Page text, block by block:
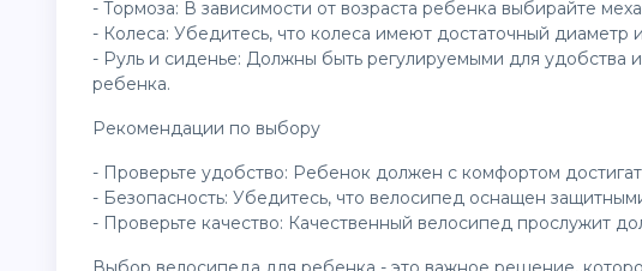
- Тормоза: В зависимости от возраста ребенка выбирайте
- Колеса: Убедитесь, что колеса имеют достаточный диаметр
- Руль и сиденье: Должны быть регулируемыми для удобства
ребенка.
Рекомендации по выбору
- Проверьте удобство: Ребенок должен с комфортом
- Безопасность: Убедитесь, что велосипед оснащен
- Проверьте качество: Качественный велосипед прослужит